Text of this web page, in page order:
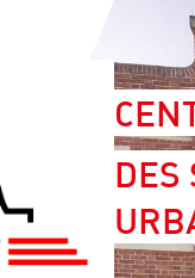
DES